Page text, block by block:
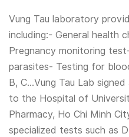
Vung Tau laboratory
including:- General health
Pregnancy monitoring
parasites- Testing for
B, C...Vung Tau Lab
to the Hospital of
Pharmacy, Ho Chi Minh
specialized tests such as